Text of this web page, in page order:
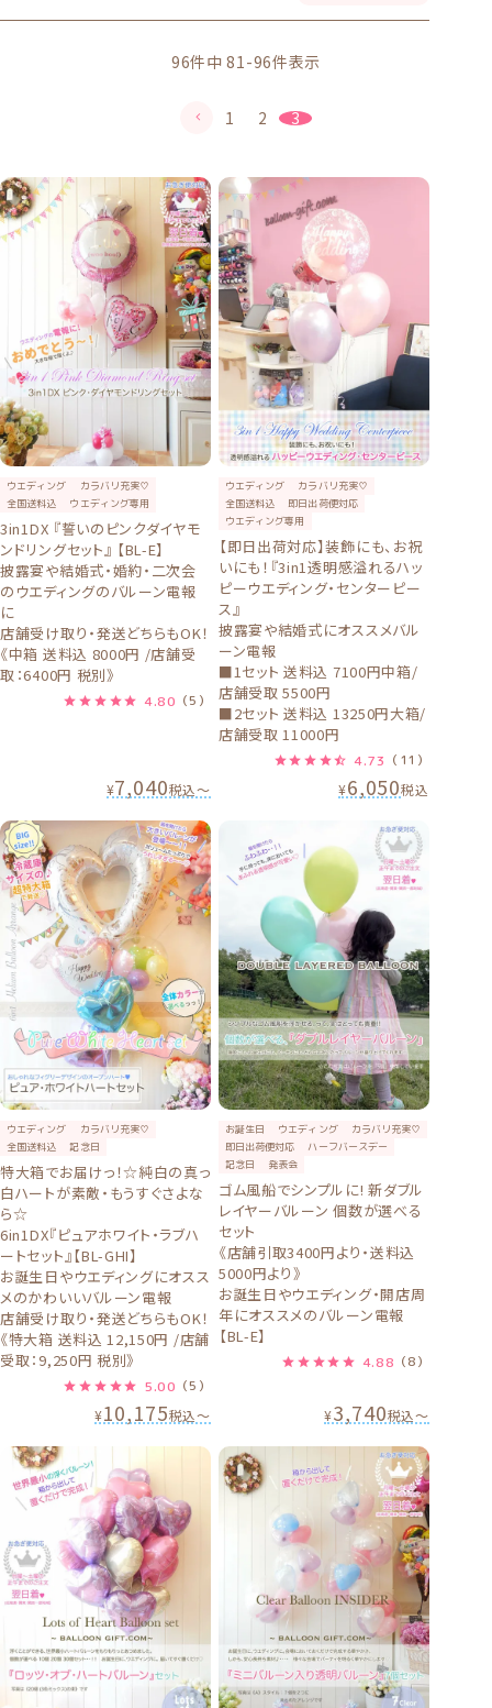
96件中 81-96件表示
1 2 3
ウエディング
カラバリ充実♡
全国送料込
ウエディング専用
3in1DX 『誓いのピンクダイヤモ
ンドリングセット』 【BL-E】
披露宴や結婚式・婚約・二次会
のウエディングのバルーン電報
に
店舗受け取り・発送どちらもOK！
《中箱 送料込 8000円 /店舗受
取：6400円 税別》
4.80 （5）
¥7,040税込〜
ウエディング
カラバリ充実♡
全国送料込
即日出荷便対応
ウエディング専用
【即日出荷対応】装飾にも、お祝
いにも！『3in1透明感溢れるハッ
ピーウエディング・センターピー
ス』
披露宴や結婚式にオススメバル
ーン電報
■1セット 送料込 7100円中箱/
店舗受取 5500円
■2セット 送料込 13250円大箱/
店舗受取 11000円
4.73 （11）
¥6,050税込
ウエディング
カラバリ充実♡
全国送料込
記念日
特大箱でお届けっ！☆純白の真っ
白ハートが素敵・もうすぐさよな
ら☆
6in1DX『ピュアホワイト・ラブハ
ートセット』【BL-GHI】
お誕生日やウエディングにオスス
メのかわいいバルーン電報
店舗受け取り・発送どちらもOK！
《特大箱 送料込 12,150円 /店舗
受取：9,250円 税別》
5.00 （5）
¥10,175税込〜
お誕生日 ウエディング
カラバリ充実♡
即日出荷便対応
ハーフバースデー
記念日
発表会
ゴム風船でシンプルに! 新ダブル
レイヤーバルーン 個数が選べる
セット
《店舗引取3400円より・送料込
5000円より》
お誕生日やウエディング・開店周
年にオススメのバルーン電報
【BL-E】
4.88 （8）
¥3,740税込〜